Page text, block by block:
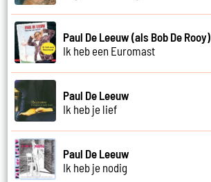
Paul De Leeuw (als Bob De Rooy)
Ik heb een Euromast
Paul De Leeuw
Ik heb je lief
Paul De Leeuw
Ik heb je nodig